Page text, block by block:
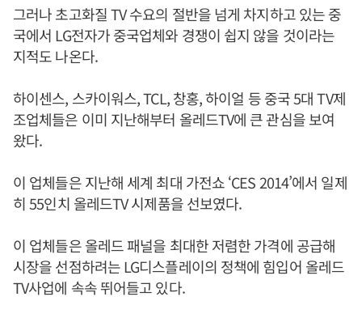
그러나 초고화질 TV 수요의 절반을 넘게 차지하고 있는 중
국에서 LG전자가 중국업체와 경쟁이 쉽지 않을 것이라는
지적도 나온다.
하이센스, 스카이워스, TCL, 창홍, 하이얼 등 중국 5대 TV제
조업체들은 이미 지난해부터 올레드TV에 큰 관심을 보여
왔다.
이 업체들은 지난해 세계 최대 가전쇼 ‘CES 2014’에서 일제
히 55인치 올레드TV 시제품을 선보였다.
이 업체들은 올레드 패널을 최대한 저렴한 가격에 공급해
시장을 선점하려는 LG디스플레이의 정책에 힘입어 올레드
TV사업에 속속 뛰어들고 있다.